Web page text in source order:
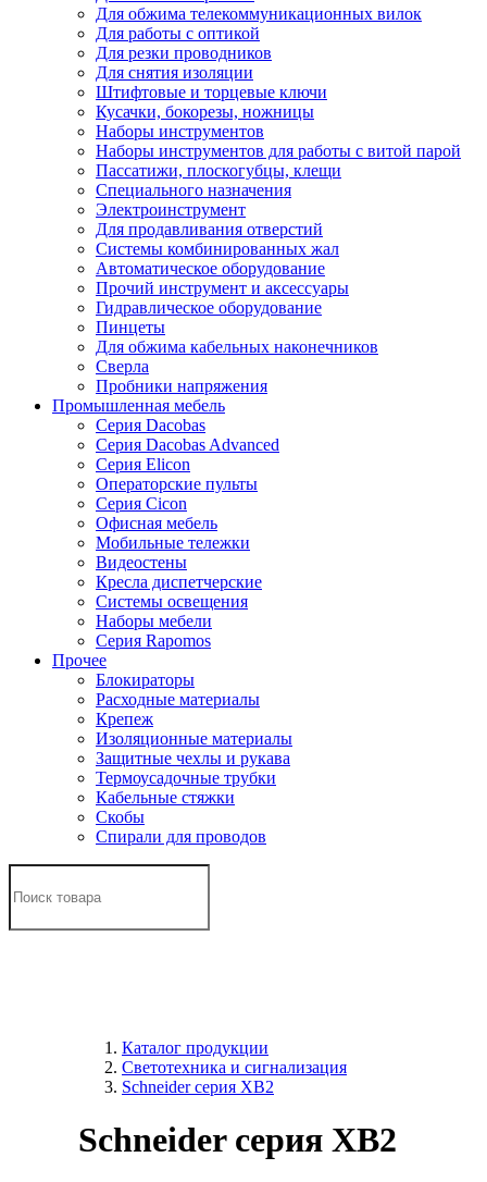
Для обжима телекоммуникационных вилок
Для работы с оптикой
Для резки проводников
Для снятия изоляции
Штифтовые и торцевые ключи
Кусачки, бокорезы, ножницы
Наборы инструментов
Наборы инструментов для работы с витой парой
Пассатижи, плоскогубцы, клещи
Специального назначения
Электроинструмент
Для продавливания отверстий
Системы комбинированных жал
Автоматическое оборудование
Прочий инструмент и аксессуары
Гидравлическое оборудование
Пинцеты
Для обжима кабельных наконечников
Сверла
Пробники напряжения
Промышленная мебель
Серия Dacobas
Серия Dacobas Advanced
Серия Elicon
Операторские пульты
Серия Cicon
Офисная мебель
Мобильные тележки
Видеостены
Кресла диспетчерские
Системы освещения
Наборы мебели
Серия Rapomos
Прочее
Блокираторы
Расходные материалы
Крепеж
Изоляционные материалы
Защитные чехлы и рукава
Термоусадочные трубки
Кабельные стяжки
Скобы
Спирали для проводов
Каталог продукции
Светотехника и сигнализация
Schneider серия XB2
Schneider серия XB2